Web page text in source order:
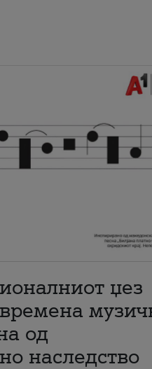
џез
од
наследство